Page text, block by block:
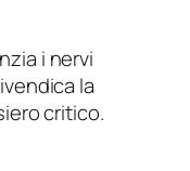
i nervi
la
critico.